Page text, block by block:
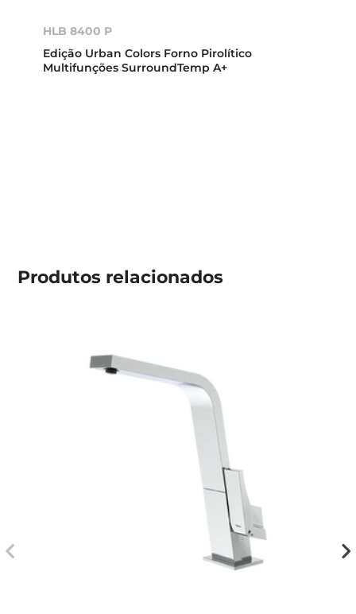
HLB 8400 P
Edição Urban Colors Forno Pirolítico
Multifunções SurroundTemp A+
Produtos relacionados